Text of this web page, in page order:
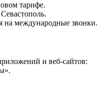
тарифе.
на международные звонки.
и веб-сайтов: